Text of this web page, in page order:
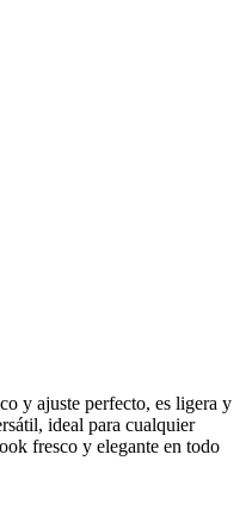
y ajuste perfecto, es ligera y
ideal para cualquier
fresco y elegante en todo